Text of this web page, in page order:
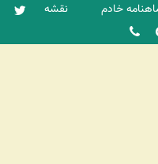
خادم نقشه